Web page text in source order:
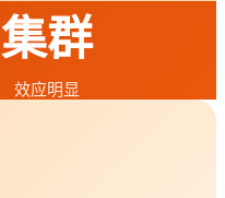
集群
效应明显